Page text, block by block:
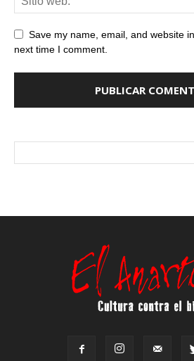
Save my name, email, and website
next time I comment.